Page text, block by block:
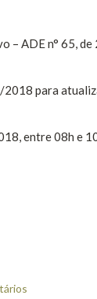
ADE n° 65, de
para
entre 08h e